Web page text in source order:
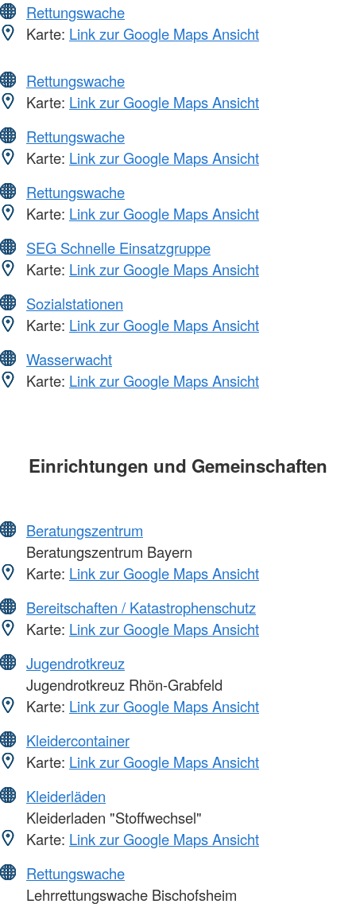
Rettungswache
Karte: Link zur Google Maps Ansicht
Rettungswache
Karte: Link zur Google Maps Ansicht
Rettungswache
Karte: Link zur Google Maps Ansicht
Rettungswache
Karte: Link zur Google Maps Ansicht
SEG Schnelle Einsatzgruppe
Karte: Link zur Google Maps Ansicht
Sozialstationen
Karte: Link zur Google Maps Ansicht
Wasserwacht
Karte: Link zur Google Maps Ansicht
Einrichtungen und Gemeinschaften
Beratungszentrum
Beratungszentrum Bayern
Karte: Link zur Google Maps Ansicht
Bereitschaften / Katastrophenschutz
Karte: Link zur Google Maps Ansicht
Jugendrotkreuz
Jugendrotkreuz Rhön-Grabfeld
Karte: Link zur Google Maps Ansicht
Kleidercontainer
Karte: Link zur Google Maps Ansicht
Kleiderläden
Kleiderladen "Stoffwechsel"
Karte: Link zur Google Maps Ansicht
Rettungswache
Lehrrettungswache Bischofsheim